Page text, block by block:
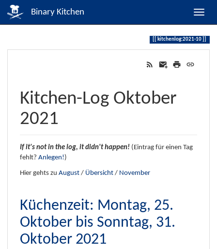
Binary Kitchen
kitchenlog:2021-10
Kitchen-Log Oktober
2021
If it's not in the log, it didn't happen! (Eintrag für einen Tag
fehlt? Anlegen!)
Hier gehts zu August / Übersicht / November
Küchenzeit: Montag, 25.
Oktober bis Sonntag, 31.
Oktober 2021